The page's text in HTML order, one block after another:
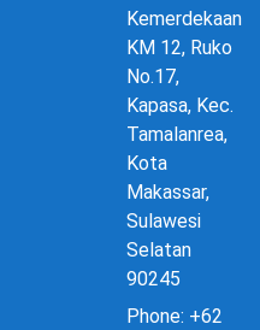
Kemerdekaan
KM 12, Ruko
No.17,
Kapasa, Kec.
Tamalanrea,
Kota
Makassar,
Sulawesi
Selatan
90245
Phone: +62